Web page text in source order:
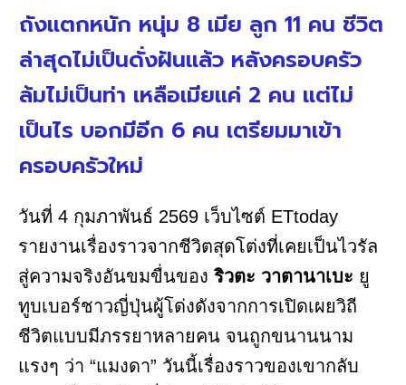
ถังแตกหนัก หนุ่ม 8 เมีย ลูก 11 คน ชีวิต
ล่าสุดไม่เป็นดั่งฝันแล้ว หลังครอบครัว
ล้มไม่เป็นท่า เหลือเมียแค่ 2 คน แต่ไม่
เป็นไร บอกมีอีก 6 คน เตรียมมาเข้า
ครอบครัวใหม่
วันที่ 4 กุมภาพันธ์ 2569 เว็บไซต์ ETtoday
รายงานเรื่องราวจากชีวิตสุดโต่งที่เคยเป็นไวรัล
สู่ความจริงอันขมขื่นของ ริวตะ วาตานาเบะ ยู
ทูบเบอร์ชาวญี่ปุ่นผู้โด่งดังจากการเปิดเผยวิถี
ชีวิตแบบมีภรรยาหลายคน จนถูกขนานนาม
แรงๆ ว่า “แมงดา” วันนี้เรื่องราวของเขากลับ